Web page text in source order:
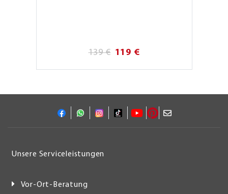
139 € 119 €
Unsere Serviceleistungen
Vor-Ort-Beratung